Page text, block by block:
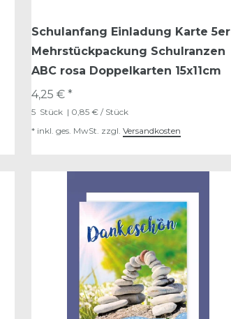
Schulanfang Einladung Karte 5er
Mehrstückpackung Schulranzen
ABC rosa Doppelkarten 15x11cm
4,25 € *
5 Stück | 0,85 € / Stück
* inkl. ges. MwSt. zzgl. Versandkosten